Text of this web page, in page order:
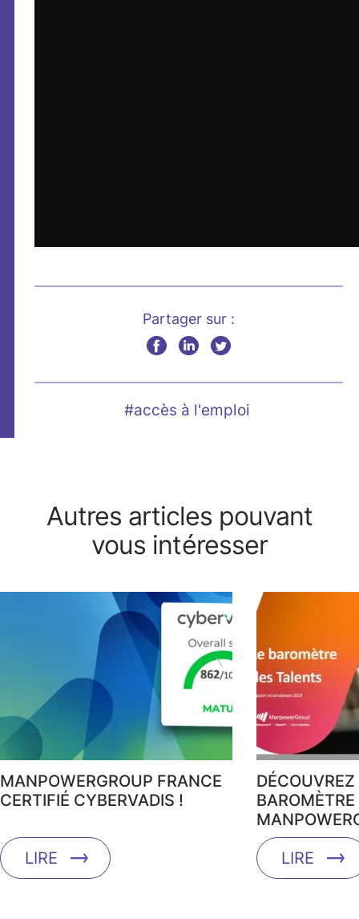
Partager sur :
#accès à l'emploi
Autres articles pouvant
vous intéresser
MANPOWERGROUP FRANCE
CERTIFIÉ CYBERVADIS !
LIRE
DÉCOUVREZ
LIRE